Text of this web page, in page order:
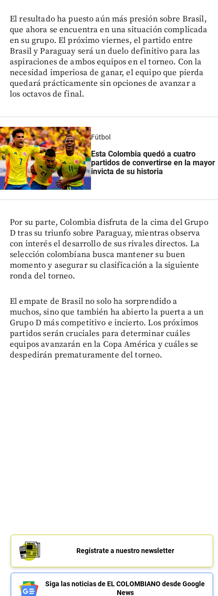
El resultado ha puesto aún más presión sobre Brasil,
que ahora se encuentra en una situación complicada
en su grupo. El próximo viernes, el partido entre
Brasil y Paraguay será un duelo definitivo para las
aspiraciones de ambos equipos en el torneo. Con la
necesidad imperiosa de ganar, el equipo que pierda
quedará prácticamente sin opciones de avanzar a
los octavos de final.
Fútbol
Esta Colombia quedó a cuatro
partidos de convertirse en la mayor
invicta de su historia
Por su parte, Colombia disfruta de la cima del Grupo
D tras su triunfo sobre Paraguay, mientras observa
con interés el desarrollo de sus rivales directos. La
selección colombiana busca mantener su buen
momento y asegurar su clasificación a la siguiente
ronda del torneo.
El empate de Brasil no solo ha sorprendido a
muchos, sino que también ha abierto la puerta a un
Grupo D más competitivo e incierto. Los próximos
partidos serán cruciales para determinar cuáles
equipos avanzarán en la Copa América y cuáles se
despedirán prematuramente del torneo.
Regístrate a nuestro newsletter
Siga las noticias de EL COLOMBIANO desde Google
News